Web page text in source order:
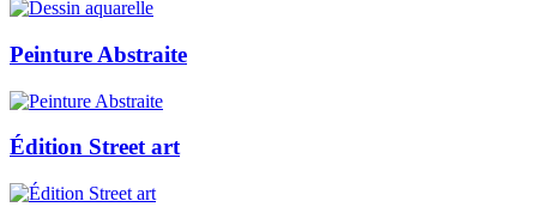
Peinture Abstraite
Édition Street art